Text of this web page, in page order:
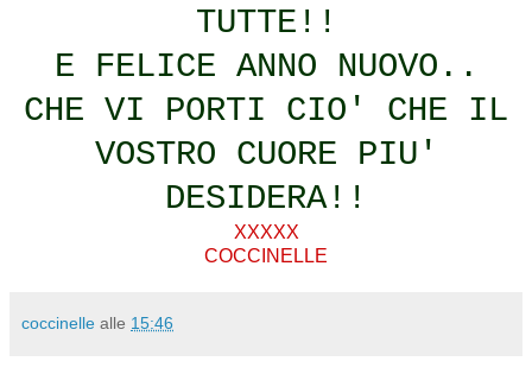
TUTTE!!
E FELICE ANNO NUOVO..
CHE VI PORTI CIO' CHE IL
VOSTRO CUORE PIU'
DESIDERA!!
XXXXX
COCCINELLE
coccinelle alle 15:46